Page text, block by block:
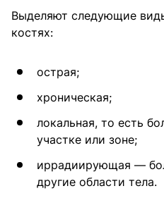
Выделяют следующие
костях:
острая;
хроническая;
локальная, то есть
участке или зоне;
иррадиирующая —
другие области тела.